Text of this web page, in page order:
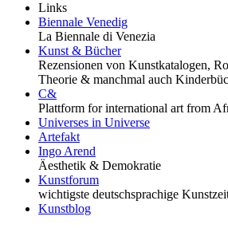
Links
Biennale Venedig
La Biennale di Venezia
Kunst & Bücher
Rezensionen von Kunstkatalogen,
Theorie & manchmal auch
C&
Plattform for international art from
Universes in Universe
Artefakt
Ingo Arend
Äesthetik & Demokratie
Kunstforum
wichtigste deutschsprachige
Kunstblog